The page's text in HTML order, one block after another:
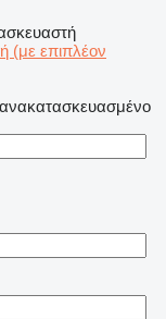
(με επιπλέον
ανακατασκευασμένο